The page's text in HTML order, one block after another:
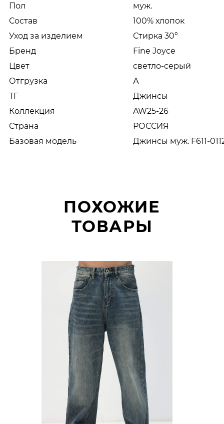
Пол
муж.
Состав
100% хлопок
Уход за изделием
Стирка 30°
Бренд
Fine Joyce
Цвет
светло-серый
Отгрузка
А
ТГ
Джинсы
Коллекция
AW25-26
Страна
РОССИЯ
Базовая модель
Джинсы муж. F611-
ПОХОЖИЕ
ТОВАРЫ